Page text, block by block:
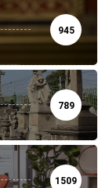
945
789
1509